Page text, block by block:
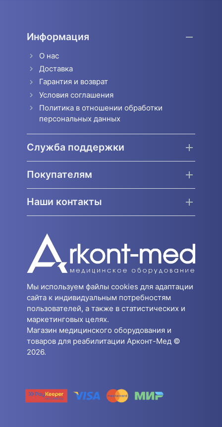
Информация
О нас
Доставка
Гарантия и возврат
Условия соглашения
Политика в отношении обработки
персональных данных
Служба поддержки
Покупателям
Наши контакты
Мы используем файлы cookies для адаптации
сайта к индивидуальным потребностям
пользователей, а также в статистических и
маркетинговых целях.
Магазин медицинского оборудования и
товаров для реабилитации Арконт-Мед ©
2026.